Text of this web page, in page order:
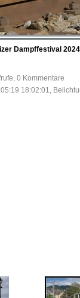
Dampffestival
0 Kommentare
18:02:01,